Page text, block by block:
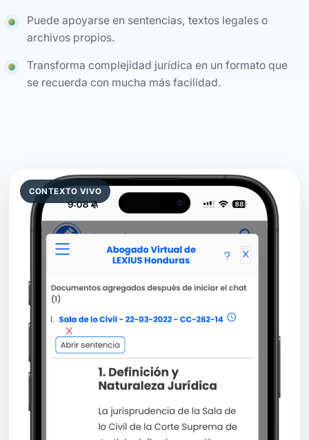
Puede apoyarse en sentencias, textos legales o
archivos propios.
Transforma complejidad jurídica en un formato que
se recuerda con mucha más facilidad.
CONTEXTO VIVO